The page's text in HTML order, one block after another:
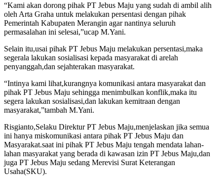
“Kami akan dorong pihak PT Jebus Maju yang sudah di ambil alih
oleh Arta Graha untuk melakukan persentasi dengan pihak
Pemerintah Kabupaten Merangin agar nantinya seluruh
permasalahan ini selesai,”ucap M.Yani.
Selain itu,usai pihak PT Jebus Maju melakukan persentasi,maka
segerala lakukan sosialisasi kepada masyarakat di arelah
penyanggah,dan sejahterakan masyarakat.
“Intinya kami lihat,kurangnya komunikasi antara masyarakat dan
pihak PT Jebus Maju sehingga menimbulkan konflik,maka itu
segera lakukan sosialisasi,dan lakukan kemitraan dengan
masyarakat,”tambah M.Yani.
Risgianto,Selaku Direktur PT Jebus Maju,menjelaskan jika semua
ini hanya miskomunikasi antara pihak PT Jebus Maju dan
Masyarakat.saat ini pihak PT Jebus Maju tengah mendata lahan-
lahan masyarakat yang berada di kawasan izin PT Jebus Maju,dan
juga PT Jebus Maju sedang Merevisi Surat Keterangan
Usaha(SKU).